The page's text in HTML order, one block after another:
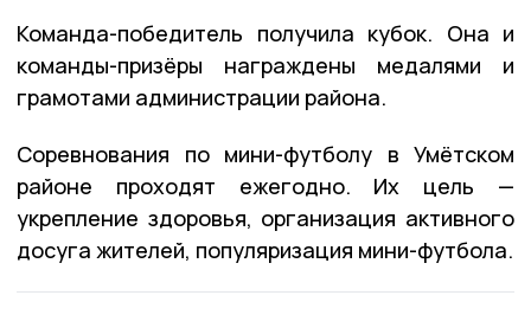
Команда-победитель получила кубок. Она и
команды-призёры награждены медалями и
грамотами администрации района.
Соревнования по мини-футболу в Умётском
районе проходят ежегодно. Их цель —
укрепление здоровья, организация активного
досуга жителей, популяризация мини-футбола.